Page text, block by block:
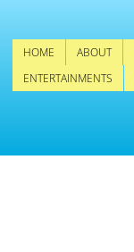
HOME ABOUT
ENTERTAINMENTS